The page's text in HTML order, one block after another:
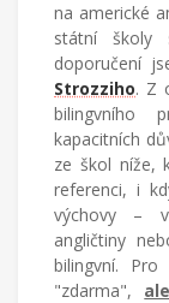
na americké
státní školy
doporučení
Strozziho. Z
bilingvního
kapacitních
ze škol níže,
referenci, i
výchovy –
angličtiny
bilingvní.
"zdarma",